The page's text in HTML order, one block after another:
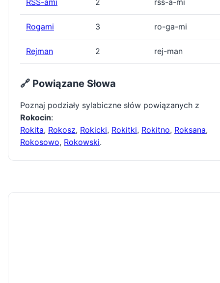
RSS-ami 2 rss-a-mi
Rogami 3 ro-ga-mi
Rejman 2 rej-man
🔗 Powiązane Słowa
Poznaj podziały sylabiczne słów powiązanych z
Rokocin:
Rokita, Rokosz, Rokicki, Rokitki, Rokitno, Roksana,
Rokosowo, Rokowski.